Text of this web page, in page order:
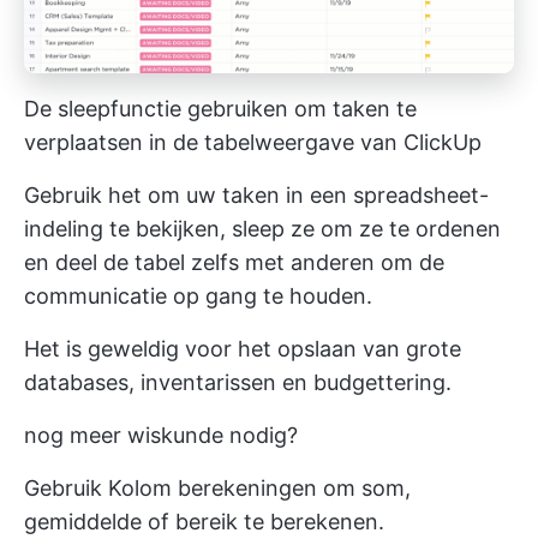
De sleepfunctie gebruiken om taken te
verplaatsen in de tabelweergave van ClickUp
Gebruik het om uw taken in een spreadsheet-
indeling te bekijken, sleep ze om ze te ordenen
en deel de tabel zelfs met anderen om de
communicatie op gang te houden.
Het is geweldig voor het opslaan van grote
databases, inventarissen en budgettering.
nog meer wiskunde nodig?
Gebruik Kolom berekeningen om som,
gemiddelde of bereik te berekenen.